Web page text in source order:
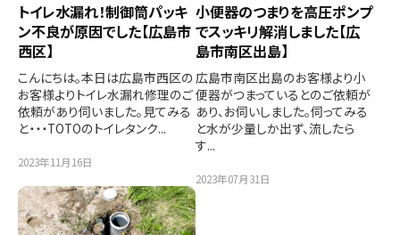
トイレ水漏れ！制御筒パッキ
ン不良が原因でした【広島市
西区】
こんにちは。本日は広島市西区の
お客様よりトイレ水漏れ修理のご
依頼があり伺いました。見てみる
と・・・TOTOのトイレタンク...
2023年11月16日
小便器のつまりを高圧ポンプ
でスッキリ解消しました【広
島市南区出島】
広島市南区出島のお客様より小
便器がつまっているとのご依頼が
あり、お伺いしました。伺ってみる
と水が少量しか出ず、流したら
す...
2023年07月31日